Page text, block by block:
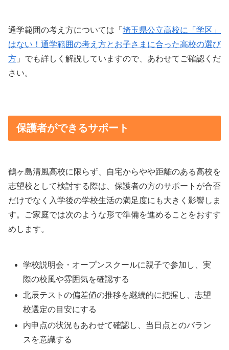
通学範囲の考え方については「 埼玉県公立高校に「学区」
はない！通学範囲の考え方とお子さまに合った高校の選び
方 」でも詳しく解説していますので、あわせてご確認くだ
さい。
保護者ができるサポート
鶴ヶ島清風高校に限らず、自宅からやや距離のある高校を
志望校として検討する際は、保護者の方のサポートが合否
だけでなく入学後の学校生活の満足度にも大きく影響しま
す。ご家庭では次のような形で準備を進めることをおすす
めします。
学校説明会・オープンスクールに親子で参加し、実
際の校風や雰囲気を確認する
北辰テストの偏差値の推移を継続的に把握し、志望
校選定の目安にする
内申点の状況もあわせて確認し、当日点とのバラン
スを意識する